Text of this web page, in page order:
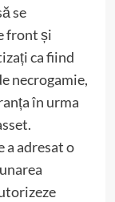
se
front și
ca fiind
necrogamie,
în urma
a adresat o